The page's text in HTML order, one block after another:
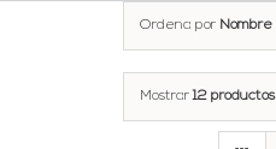
Ordena por Nombre
Mostrar12 productos